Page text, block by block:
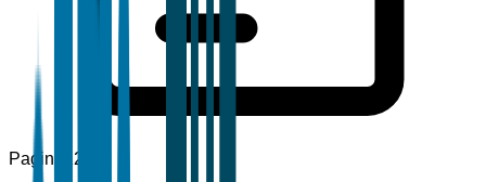
Pagine 120+